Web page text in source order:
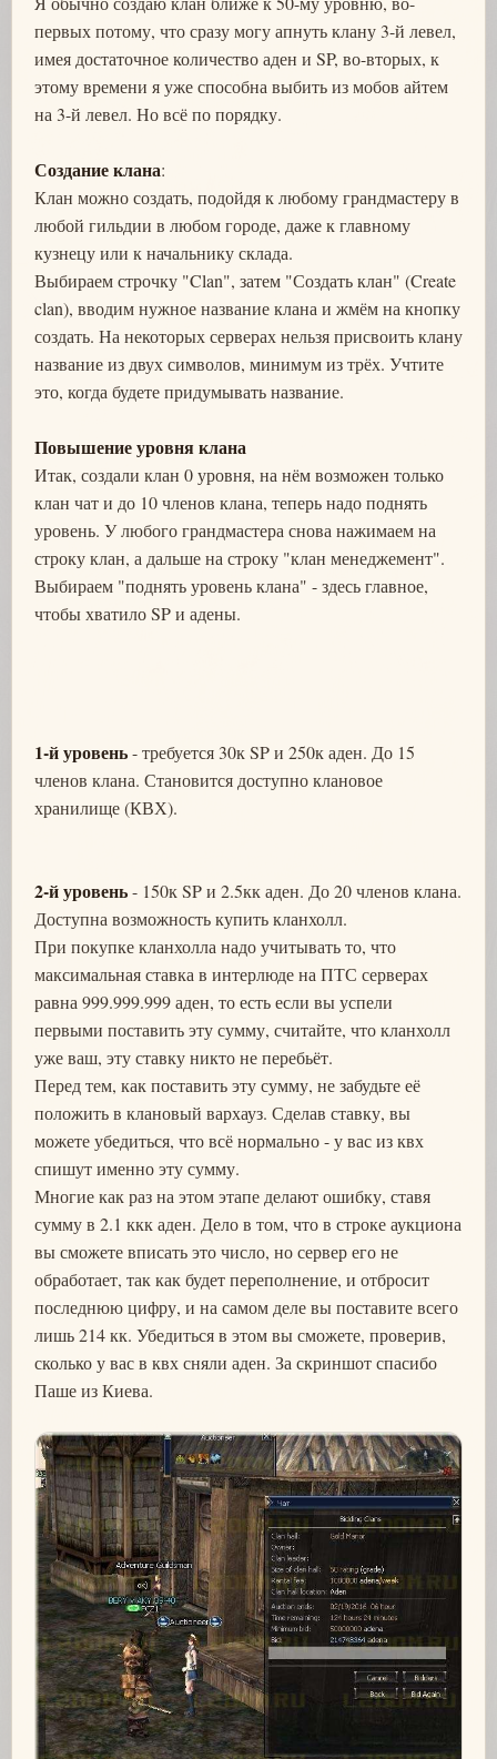
первых потому, что сразу могу апнуть клану 3-й левел,
имея достаточное количество аден и SP, во-вторых, к
этому времени я уже способна выбить из мобов айтем
на 3-й левел. Но всё по порядку.
Создание клана:
Клан можно создать, подойдя к любому грандмастеру в
любой гильдии в любом городе, даже к главному
кузнецу или к начальнику склада.
Выбираем строчку "Clan", затем "Создать клан" (Create
clan), вводим нужное название клана и жмём на кнопку
создать. На некоторых серверах нельзя присвоить клану
название из двух символов, минимум из трёх. Учтите
это, когда будете придумывать название.
Повышение уровня клана
Итак, создали клан 0 уровня, на нём возможен только
клан чат и до 10 членов клана, теперь надо поднять
уровень. У любого грандмастера снова нажимаем на
строку клан, а дальше на строку "клан менеджемент".
Выбираем "поднять уровень клана" - здесь главное,
чтобы хватило SP и адены.
1-й уровень- требуется 30к SP и 250к аден. До 15
членов клана. Становится доступно клановое
хранилище (КВХ).
2-й уровень- 150к SP и 2.5кк аден. До 20 членов клана.
Доступна возможность купить кланхолл.
При покупке кланхолла надо учитывать то, что
максимальная ставка в интерлюде на ПТС серверах
равна 999.999.999 аден, то есть если вы успели
первыми поставить эту сумму, считайте, что кланхолл
уже ваш, эту ставку никто не перебьёт.
Перед тем, как поставить эту сумму, не забудьте её
положить в клановый вархауз. Сделав ставку, вы
можете убедиться, что всё нормально - у вас из квх
спишут именно эту сумму.
Многие как раз на этом этапе делают ошибку, ставя
сумму в 2.1 ккк аден. Дело в том, что в строке аукциона
вы сможете вписать это число, но сервер его не
обработает, так как будет переполнение, и отбросит
последнюю цифру, и на самом деле вы поставите всего
лишь 214 кк. Убедиться в этом вы сможете, проверив,
сколько у вас в квх сняли аден. За скриншот спасибо
Паше из Киева.